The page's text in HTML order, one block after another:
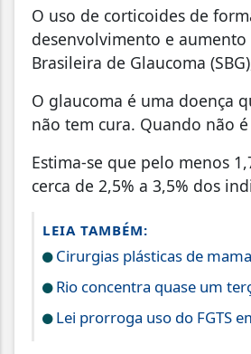
O uso de corticoides de
desenvolvimento e
Brasileira de Glaucoma
O glaucoma é uma doença
não tem cura. Quando não
Estima-se que pelo menos
cerca de 2,5% a 3,5% dos
LEIA TAMBÉM:
Cirurgias plásticas de
Rio concentra quase um
Lei prorroga uso do FGTS